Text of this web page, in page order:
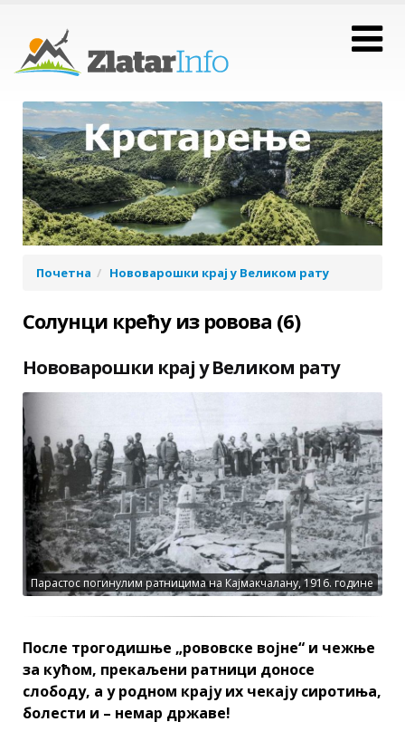
Почетна Нововарошки крај у Великом рату
Солунци крећу из ровова (6)
Нововарошки крај у Великом рату
Парастос погинулим ратницима на Кајмакчалану, 1916. године
После трогодишње „рововске војне“ и чежње
за кућом, прекаљени ратници доносе
слободу, а у родном крају их чекају сиротиња,
болести и – немар државе!